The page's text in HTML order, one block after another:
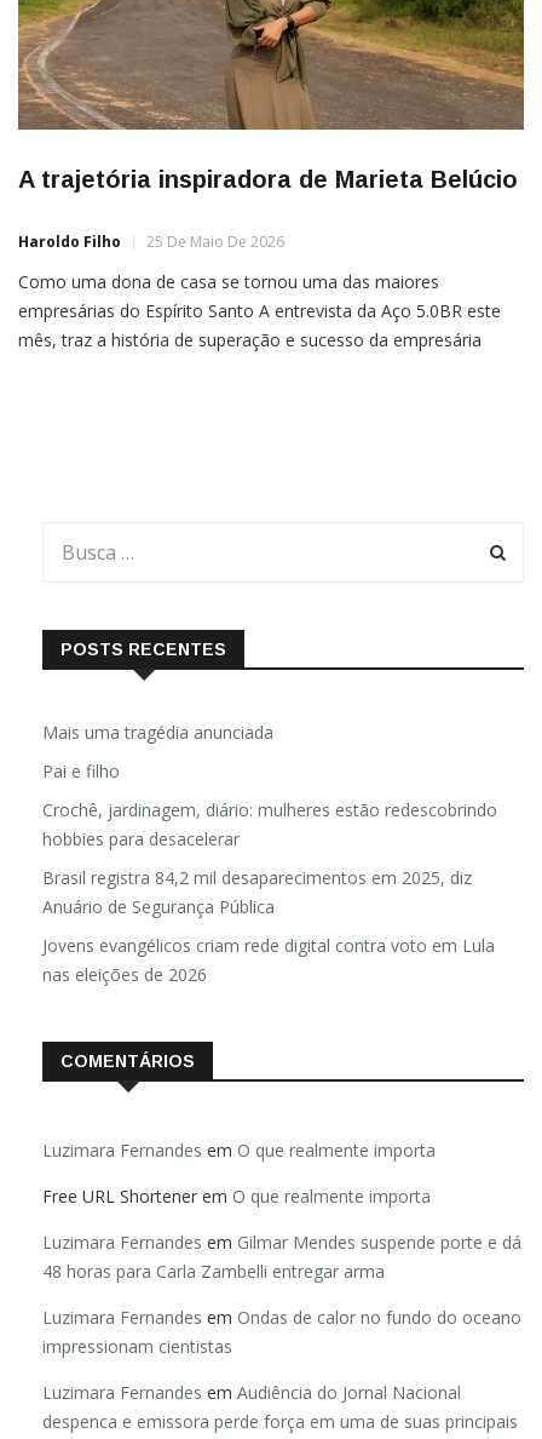
A trajetória inspiradora de Marieta Belúcio
Haroldo Filho 25 De Maio De 2026
Como uma dona de casa se tornou uma das maiores
empresárias do Espírito Santo A entrevista da Aço 5.0BR este
mês, traz a história de superação e sucesso da empresária
POSTS RECENTES
Mais uma tragédia anunciada
Pai e filho
Crochê, jardinagem, diário: mulheres estão redescobrindo
hobbies para desacelerar
Brasil registra 84,2 mil desaparecimentos em 2025, diz
Anuário de Segurança Pública
Jovens evangélicos criam rede digital contra voto em Lula
nas eleições de 2026
COMENTÁRIOS
Luzimara Fernandes em O que realmente importa
Free URL Shortener em O que realmente importa
Luzimara Fernandes em Gilmar Mendes suspende porte e dá
48 horas para Carla Zambelli entregar arma
Luzimara Fernandes em Ondas de calor no fundo do oceano
impressionam cientistas
Luzimara Fernandes em Audiência do Jornal Nacional
despenca e emissora perde força em uma de suas principais